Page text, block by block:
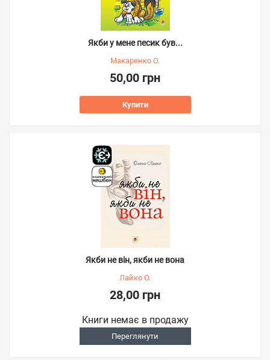
Якби у мене песик був...
Макаренко О.
50,00 грн
Купити
Якби не він, якби не вона
Лайко О.
28,00 грн
Книги немає в продажу
Переглянути